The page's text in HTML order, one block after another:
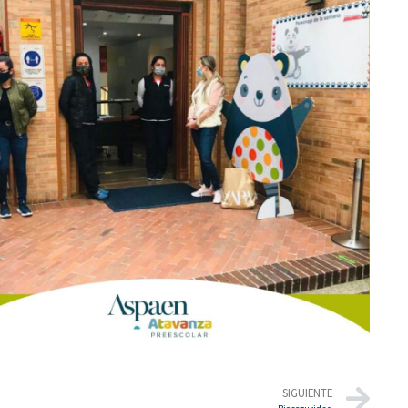
SIGUIENTE